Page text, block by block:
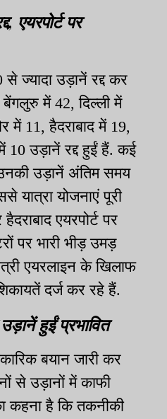
एयरपोर्ट पर
ज्यादा उड़ानें रद्द कर
में 42, दिल्ली में
में 11, हैदराबाद में 19,
उड़ानें रद्द हुईं हैं. कई
उड़ानें अंतिम समय
यात्रा योजनाएं पूरी
एयरपोर्ट पर
पर भारी भीड़ उमड़
एयरलाइन के खिलाफ
दर्ज कर रहे हैं.
हुईं प्रभावित
बयान जारी कर
से उड़ानों में काफी
कहना है कि तकनीकी